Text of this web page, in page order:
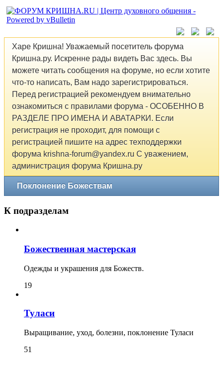
Харе Кришна! Уважаемый посетитель форума
Кришна.ру. Искренне рады видеть Вас здесь. Вы
можете читать сообщения на форуме, но если хотите
что-то написать, Вам надо зарегистрироваться.
Перед регистрацией рекомендуем внимательно
ознакомиться с правилами форума - ОСОБЕННО В
РАЗДЕЛЕ ПРО ИМЕНА И АВАТАРКИ. Если
регистрация не проходит, для помощи с
регистрацией пишите на адрес техподдержки
форума krishna-forum@yandex.ru С уважением,
администрация форума Кришна.ру
Поклонение Божествам
К подразделам
Божественная мастерская
Одежды и украшения для Божеств.
19
Туласи
Выращивание, уход, болезни, поклонение Туласи
51